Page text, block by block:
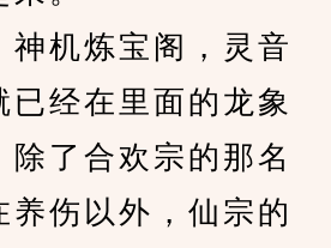
机炼宝阁，灵音
已经在里面的龙象
了合欢宗的那名
养伤以外，仙宗的